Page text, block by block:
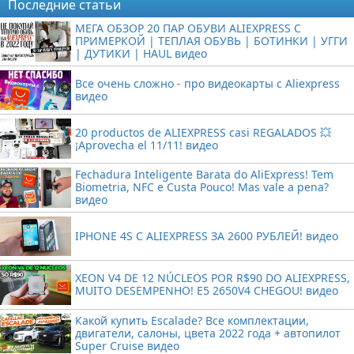
Последние статьи
МЕГА ОБЗОР 20 ПАР ОБУВИ ALIEXPRESS С
ПРИМЕРКОЙ | ТЕПЛАЯ ОБУВЬ | БОТИНКИ | УГГИ
| ДУТИКИ | HAUL видео
Все очень сложно - про видеокарты с Aliexpress
видео
20 productos de ALIEXPRESS casi REGALADOS 💥
¡Aprovecha el 11/11! видео
Fechadura Inteligente Barata do AliExpress! Tem
Biometria, NFC e Custa Pouco! Mas vale a pena?
видео
IPHONE 4S С ALIEXPRESS ЗА 2600 РУБЛЕЙ! видео
XEON V4 DE 12 NÚCLEOS POR R$90 DO ALIEXPRESS,
MUITO DESEMPENHO! E5 2650V4 CHEGOU! видео
Какой купить Escalade? Все комплектации,
двигатели, салоны, цвета 2022 года + автопилот
Super Cruise видео